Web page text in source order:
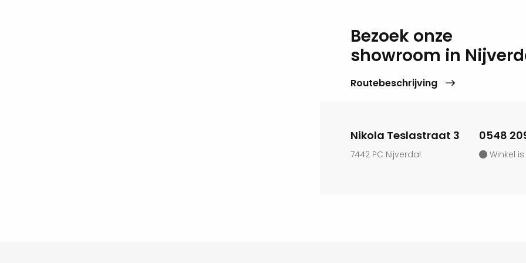
Voor de afwerking van de vloer bieden wij ook verschillende opties aan. Je kunt
bijvoorbeeld kiezen voor een keramische tegel. Dit is erg makkelijk in onderhoud.
Wanneer je dan een haard in de
overkapping plaatst, kun je ook in de winter genieten van de overkapping. Je
Bezoek onze
showroom in
Routebeschrijving
Nikola Teslastraat 3
7442 PC Nijverdal
0548
Winkel